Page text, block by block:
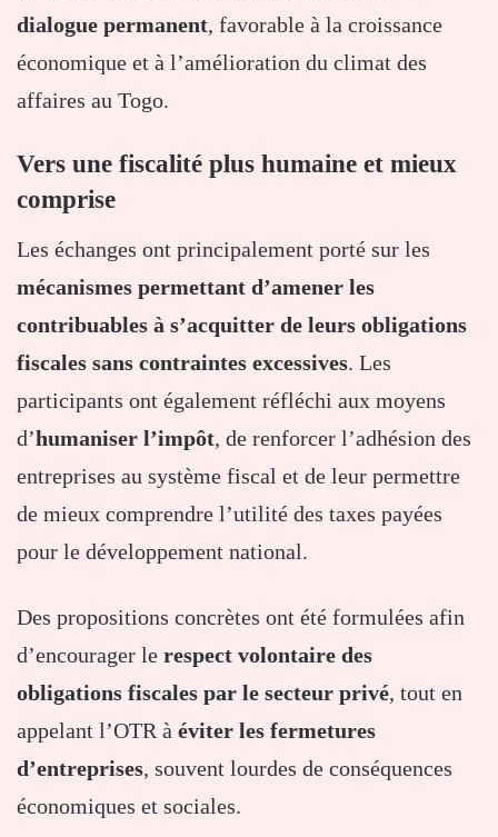
dialogue permanent, favorable à la croissance
économique et à l’amélioration du climat des
affaires au Togo.
Vers une fiscalité plus humaine et mieux
comprise
Les échanges ont principalement porté sur les
mécanismes permettant d’amener les
contribuables à s’acquitter de leurs obligations
fiscales sans contraintes excessives. Les
participants ont également réfléchi aux moyens
d’humaniser l’impôt, de renforcer l’adhésion des
entreprises au système fiscal et de leur permettre
de mieux comprendre l’utilité des taxes payées
pour le développement national.
Des propositions concrètes ont été formulées afin
d’encourager le respect volontaire des
obligations fiscales par le secteur privé, tout en
appelant l’OTR à éviter les fermetures
d’entreprises, souvent lourdes de conséquences
économiques et sociales.